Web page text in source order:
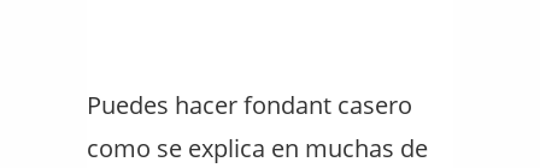
Puedes hacer fondant casero
como se explica en muchas de